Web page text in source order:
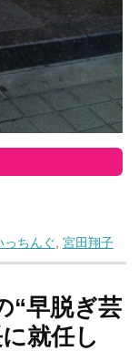
っちんぐ 宮田翔子
“早脱ぎ芸
就任し